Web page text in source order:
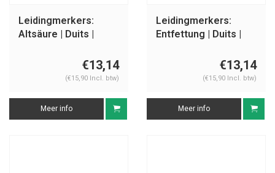
Leidingmerkers:
Altsäure | Duits |
€13,14
(€15,90 Incl. btw)
Meer info
Leidingmerkers:
Entfettung | Duits |
€13,14
(€15,90 Incl. btw)
Meer info